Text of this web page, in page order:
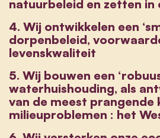
natuurbeleid en zetten
4. Wij ontwikkelen een
dorpenbeleid,
levenskwaliteit
5. Wij bouwen een
waterhuishouding, als
van de meest prangende
milieuproblemen : het